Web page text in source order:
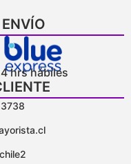
hrs hábiles